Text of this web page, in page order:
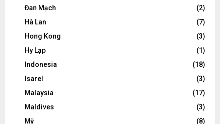
Đan Mạch
(2)
Hà Lan
(7)
Hong Kong
(3)
Hy Lạp
(1)
Indonesia
(18)
Isarel
(3)
Malaysia
(17)
Maldives
(3)
Mỹ
(8)